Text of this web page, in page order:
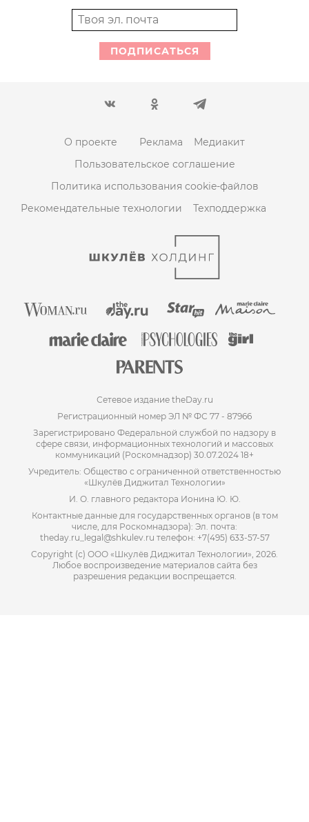
ПОДПИСАТЬСЯ
О проекте Реклама
Медиакит
Пользовательское соглашение
Политика использования cookie-файлов
Рекомендательные технологии
Техподдержка
Сетевое издание theDay.ru
Регистрационный номер ЭЛ № ФС 77 - 87966
Зарегистрировано Федеральной службой по надзору в
сфере связи, информационных технологий и массовых
коммуникаций (Роскомнадзор) 30.07.2024 18+
Учредитель: Общество с ограниченной ответственностью
«Шкулёв Диджитал Технологии»
И. О. главного редактора Ионина Ю. Ю.
Контактные данные для государственных органов (в том
числе, для Роскомнадзора): Эл. почта:
theday.ru_legal@shkulev.ru телефон: +7(495) 633-57-57
Copyright (с) ООО «Шкулёв Диджитал Технологии», 2026.
Любое воспроизведение материалов сайта без
разрешения редакции воспрещается.